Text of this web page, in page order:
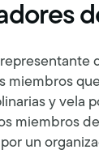
miembros
y vela
miembros
un